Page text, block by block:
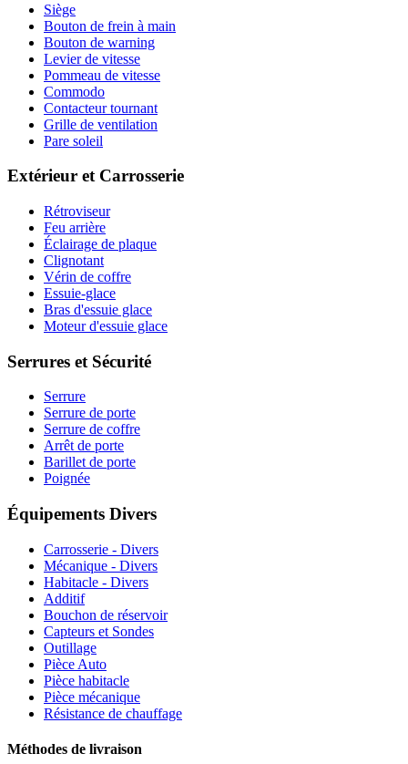
Siège
Bouton de frein à main
Bouton de warning
Levier de vitesse
Pommeau de vitesse
Commodo
Contacteur tournant
Grille de ventilation
Pare soleil
Extérieur et Carrosserie
Rétroviseur
Feu arrière
Éclairage de plaque
Clignotant
Vérin de coffre
Essuie-glace
Bras d'essuie glace
Moteur d'essuie glace
Serrures et Sécurité
Serrure
Serrure de porte
Serrure de coffre
Arrêt de porte
Barillet de porte
Poignée
Équipements Divers
Carrosserie - Divers
Mécanique - Divers
Habitacle - Divers
Additif
Bouchon de réservoir
Capteurs et Sondes
Outillage
Pièce Auto
Pièce habitacle
Pièce mécanique
Résistance de chauffage
Méthodes de livraison